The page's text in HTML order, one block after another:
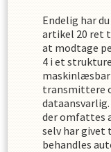
Endelig har
artikel 20 ret
at modtage
4 i et
transmittere
der omfattes
selv har givet
behandles